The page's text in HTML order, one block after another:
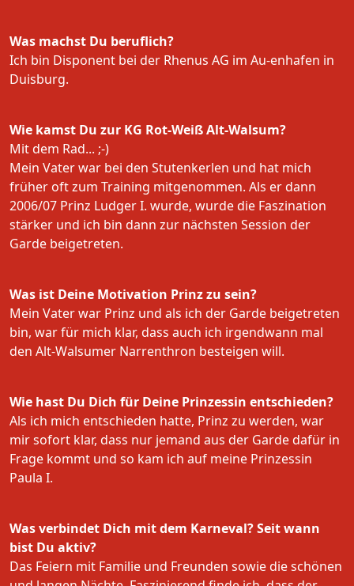
Was machst Du beruflich?
Ich bin Disponent bei der Rhenus AG im Au-enhafen in
Duisburg.
Wie kamst Du zur KG Rot-Weiß Alt-Walsum?
Mit dem Rad... ;-)
Mein Vater war bei den Stutenkerlen und hat mich
früher oft zum Training mitgenommen. Als er dann
2006/07 Prinz Ludger I. wurde, wurde die Faszination
stärker und ich bin dann zur nächsten Session der
Garde beigetreten.
Was ist Deine Motivation Prinz zu sein?
Mein Vater war Prinz und als ich der Garde beigetreten
bin, war für mich klar, dass auch ich irgendwann mal
den Alt-Walsumer Narrenthron besteigen will.
Wie hast Du Dich für Deine Prinzessin entschieden?
Als ich mich entschieden hatte, Prinz zu werden, war
mir sofort klar, dass nur jemand aus der Garde dafür in
Frage kommt und so kam ich auf meine Prinzessin
Paula I.
Was verbindet Dich mit dem Karneval? Seit wann
bist Du aktiv?
Das Feiern mit Familie und Freunden sowie die schönen